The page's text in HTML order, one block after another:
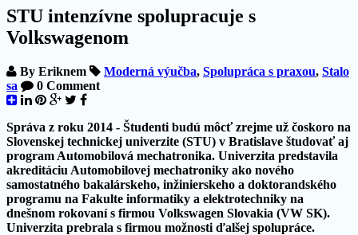
STU intenzívne spolupracuje s
Volkswagenom
By Eriknem Moderná výučba, Spolupráca s praxou, Stalo
sa
0 Comment
Správa z roku 2014 - Študenti budú môcť zrejme už čoskoro na
Slovenskej technickej univerzite (STU) v Bratislave študovať aj
program Automobilová mechatronika. Univerzita predstavila
akreditáciu Automobilovej mechatroniky ako nového
samostatného bakalárskeho, inžinierskeho a doktorandského
programu na Fakulte informatiky a elektrotechniky na
dnešnom rokovaní s firmou Volkswagen Slovakia (VW SK).
Univerzita prebrala s firmou možnosti ďalšej spolupráce.